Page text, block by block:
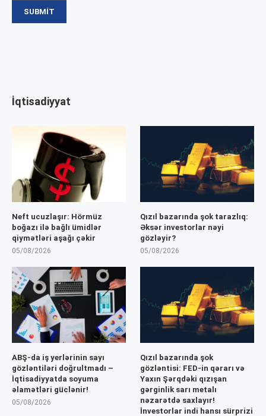
İqtisadiyyat
Neft ucuzlaşır: Hörmüz
boğazı ilə bağlı ümidlər
qiymətləri aşağı çəkir
05/08/2026
Qızıl bazarında şok tarazlıq:
Əksər investorlar nəyi
gözləyir?
05/08/2026
ABŞ-da iş yerlərinin sayı
gözləntiləri doğrultmadı –
İqtisadiyyatda soyuma
əlamətləri güclənir!
05/08/2026
Qızıl bazarında şok
gözləntisi: FED-in qərarı və
Yaxın Şərqdəki qızışan
gərginlik sarı metalı
nəzarətdə saxlayır!
İnvestorlar indi hansı sürprizi